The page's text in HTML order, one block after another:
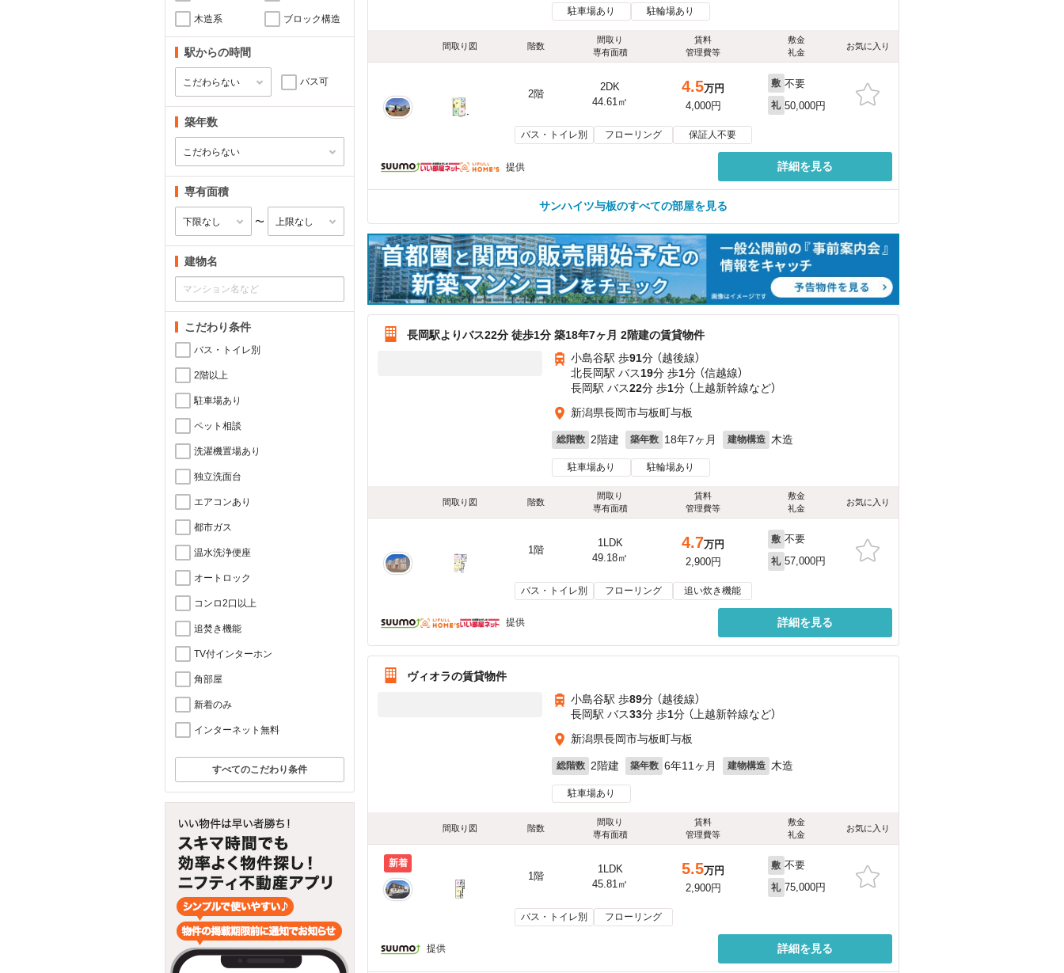
木造系 ブロック構造
駅からの時間
バス可
築年数
専有面積
〜
建物名
こだわり条件
バス・トイレ別
2階以上
駐車場あり
ペット相談
洗濯機置場あり
独立洗面台
エアコンあり
都市ガス
温水洗浄便座
オートロック
コンロ2口以上
追焚き機能
TV付インターホン
角部屋
新着のみ
インターネット無料
すべてのこだわり条件
駐車場あり 駐輪場あり
間取り図 階数
間取り
専有面積
賃料
管理費等
敷金
礼金
お気に入り
2階
2DK
44.61㎡
4.5万円
4,000円
敷 不要
礼 50,000円
バス・トイレ別 フローリング 保証人不要
提供 詳細を見る
サンハイツ与板のすべての部屋を見る
長岡駅よりバス22分 徒歩1分 築18年7ヶ月 2階建の賃貸物件
小島谷駅 歩91分 （越後線）
北長岡駅 バス19分 歩1分 （信越線）
長岡駅 バス22分 歩1分 （上越新幹線など）
新潟県長岡市与板町与板
総階数 2階建 築年数 18年7ヶ月 建物構造 木造
駐車場あり 駐輪場あり
間取り図 階数
間取り
専有面積
賃料
管理費等
敷金
礼金
お気に入り
1階
1LDK
49.18㎡
4.7万円
2,900円
敷 不要
礼 57,000円
バス・トイレ別 フローリング 追い炊き機能
提供 詳細を見る
ヴィオラの賃貸物件
小島谷駅 歩89分 （越後線）
長岡駅 バス33分 歩1分 （上越新幹線など）
新潟県長岡市与板町与板
総階数 2階建 築年数 6年11ヶ月 建物構造 木造
駐車場あり
間取り図 階数
間取り
専有面積
賃料
管理費等
敷金
礼金
お気に入り
新着
1階
1LDK
45.81㎡
5.5万円
2,900円
敷 不要
礼 75,000円
バス・トイレ別 フローリング
提供 詳細を見る